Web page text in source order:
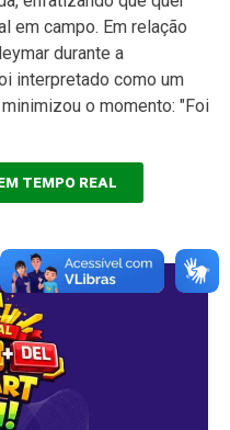
em campo. Em relação
durante a
interpretado como um
o momento: "Foi
TEMPO REAL